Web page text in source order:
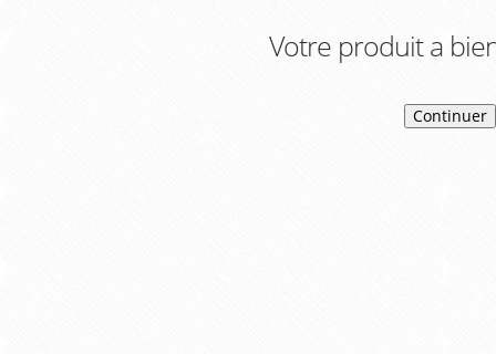
Votre produit a
Continuer